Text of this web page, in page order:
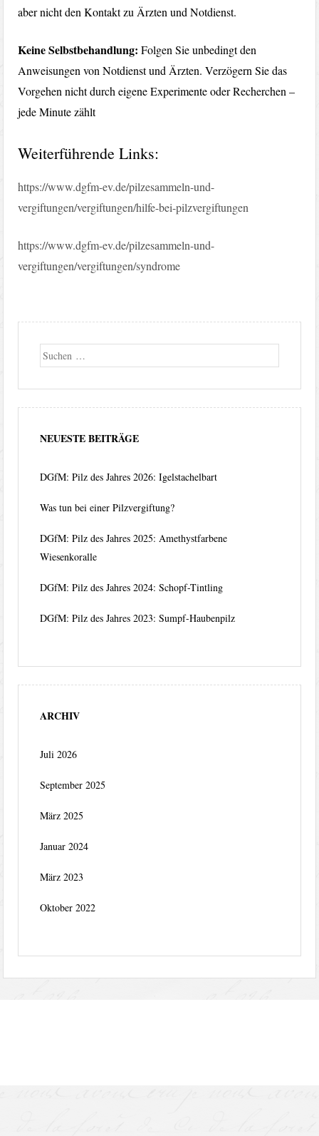
aber nicht den Kontakt zu Ärzten und Notdienst.
Keine Selbstbehandlung: Folgen Sie unbedingt den
Anweisungen von Notdienst und Ärzten. Verzögern Sie das
Vorgehen nicht durch eigene Experimente oder Recherchen –
jede Minute zählt
Weiterführende Links:
https://www.dgfm-ev.de/pilzesammeln-und-
vergiftungen/vergiftungen/hilfe-bei-pilzvergiftungen
https://www.dgfm-ev.de/pilzesammeln-und-
vergiftungen/vergiftungen/syndrome
Suche
NEUESTE BEITRÄGE
DGfM: Pilz des Jahres 2026: Igelstachelbart
Was tun bei einer Pilzvergiftung?
DGfM: Pilz des Jahres 2025: Amethystfarbene
Wiesenkoralle
DGfM: Pilz des Jahres 2024: Schopf-Tintling
DGfM: Pilz des Jahres 2023: Sumpf-Haubenpilz
ARCHIV
Juli 2026
September 2025
März 2025
Januar 2024
März 2023
Oktober 2022